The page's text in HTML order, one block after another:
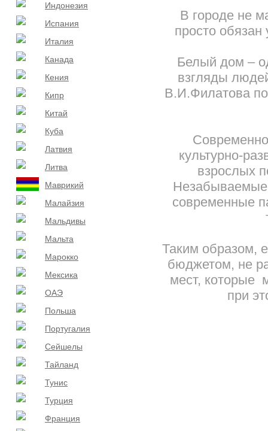
Индонезия
Испания
Италия
Канада
Кения
Кипр
Китай
Куба
Латвия
Литва
Маврикий
Малайзия
Мальдивы
Мальта
Марокко
Мексика
ОАЭ
Польша
Португалия
Сейшелы
Тайланд
Тунис
Турция
Франция
В городе не
просто обязан
Белый дом –
взгляды
В.И.Филатова
культурно-
взрослых
современные
Таким образом,
бюджетом, не
мест, которые
при